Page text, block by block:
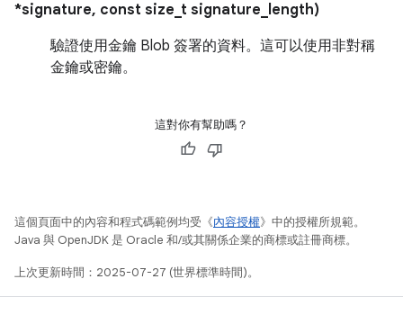
*signature, const size_t signature_length)
驗證使用金鑰 Blob 簽署的資料。這可以使用非對稱
金鑰或密鑰。
這對你有幫助嗎？
這個頁面中的內容和程式碼範例均受《內容授權》中的授權所規範。
Java 與 OpenJDK 是 Oracle 和/或其關係企業的商標或註冊商標。
上次更新時間：2025-07-27 (世界標準時間)。